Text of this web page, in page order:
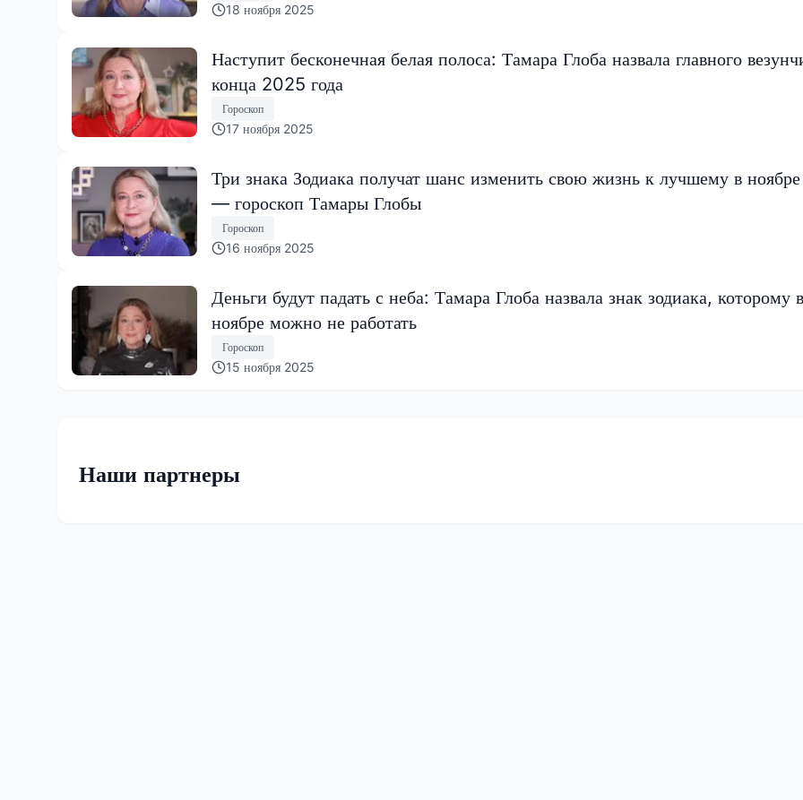
18 ноября 2025
Наступит бесконечная белая полоса: Тамара Глоба назвала главного
конца 2025 года
Гороскоп
17 ноября 2025
Три знака Зодиака получат шанс изменить свою жизнь к лучшему в
— гороскоп Тамары Глобы
Гороскоп
16 ноября 2025
Деньги будут падать с неба: Тамара Глоба назвала знак зодиака, которому в
ноябре можно не работать
Гороскоп
15 ноября 2025
Наши партнеры